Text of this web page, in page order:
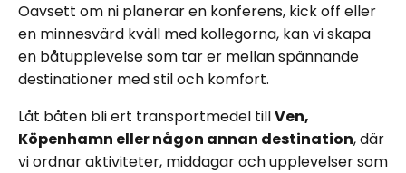
Oavsett om ni planerar en konferens, kick off eller
en minnesvärd kväll med kollegorna, kan vi skapa
en båtupplevelse som tar er mellan spännande
destinationer med stil och komfort.
Låt båten bli ert transportmedel tillVen,
Köpenhamn eller någon annan destination, där
vi ordnar aktiviteter, middagar och upplevelser som